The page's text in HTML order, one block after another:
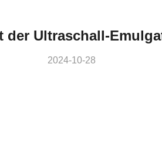
der Ultraschall-
2024-10-28